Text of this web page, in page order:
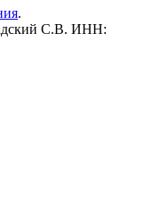
.
С.В. ИНН: